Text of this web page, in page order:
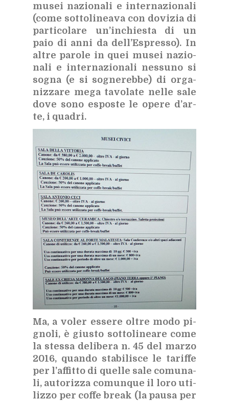
mu­sei na­zio­na­li e in­ter­na­zio­na­li
(come sot­to­li­nea­va con do­vi­zia di
par­ti­co­la­re un’in­chie­sta di un
paio di anni da del­l’E­spres­so). In
al­tre pa­ro­le in quei mu­sei na­zio­
na­li e in­ter­na­zio­na­li nes­su­no si
so­gna (e si so­gne­reb­be) di or­ga­
niz­za­re mega ta­vo­la­te nel­le sale
dove sono espo­ste le ope­re d’ar­
te, i qua­dri.
Ma, a vo­ler es­se­re ol­tre modo pi­
gno­li, è giu­sto sot­to­li­nea­re come
la stes­sa de­li­be­ra n. 45 del mar­zo
2016, quan­do sta­bi­li­sce le ta­rif­fe
per l’af­fit­to di quel­le sale co­mu­na­
li, au­to­riz­za co­mun­que il loro uti­
liz­zo per cof­fe break (la pau­sa per